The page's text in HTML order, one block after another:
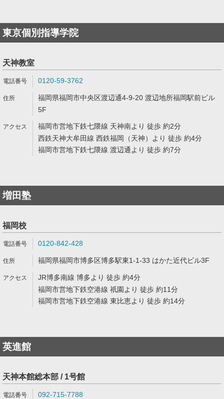
東京個別指導学院
天神教室
0120-59-3762
福岡県福岡市中央区渡辺通4-9-20 渡辺地所福岡駅前ビル
5F
福岡市営地下鉄七隈線 天神南より 徒歩 約2分
西鉄天神大牟田線 西鉄福岡（天神）より 徒歩 約4分
福岡市営地下鉄七隈線 渡辺通より 徒歩 約7分
増田塾
福岡校
0120-842-428
福岡県福岡市博多区博多駅東1-1-33 はかた近代ビル3F
JR博多南線 博多より 徒歩 約4分
福岡市営地下鉄空港線 祇園より 徒歩 約11分
福岡市営地下鉄空港線 東比恵より 徒歩 約14分
英進館
天神本館総本部 / 1号館
092-715-7788